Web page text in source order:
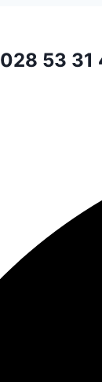
028 53 31